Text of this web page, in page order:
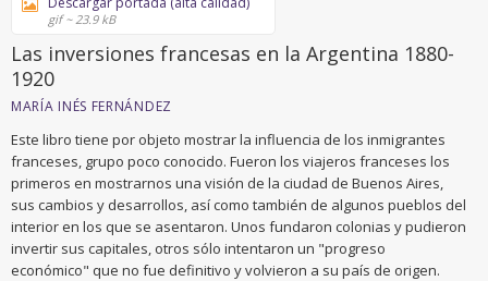
gif ~ 23.9 kB
Las inversiones francesas en la Argentina 1880-
1920
MARÍA INÉS FERNÁNDEZ
Este libro tiene por objeto mostrar la influencia de los inmigrantes
franceses, grupo poco conocido. Fueron los viajeros franceses los
primeros en mostrarnos una visión de la ciudad de Buenos Aires,
sus cambios y desarrollos, así como también de algunos pueblos del
interior en los que se asentaron. Unos fundaron colonias y pudieron
invertir sus capitales, otros sólo intentaron un "progreso
económico" que no fue definitivo y volvieron a su país de origen.